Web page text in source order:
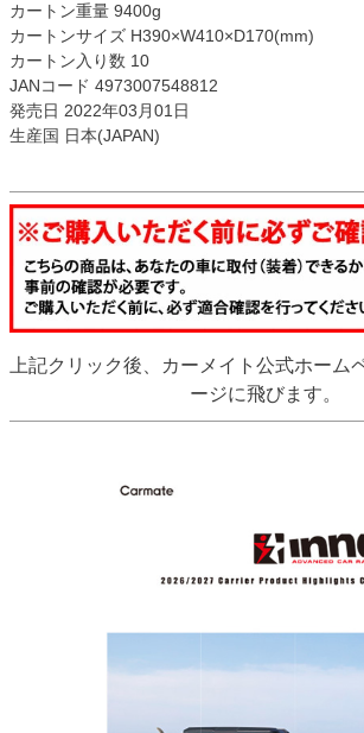
カートン重量 9400g
カートンサイズ H390×W410×D170(mm)
カートン入り数 10
JANコード 4973007548812
発売日 2022年03月01日
生産国 日本(JAPAN)
上記クリック後、カーメイト公式ホーム
ージに飛びます。